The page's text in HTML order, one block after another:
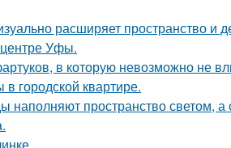
расширяет пространство и
Уфы.
в которую невозможно не
городской квартире.
пространство светом, а